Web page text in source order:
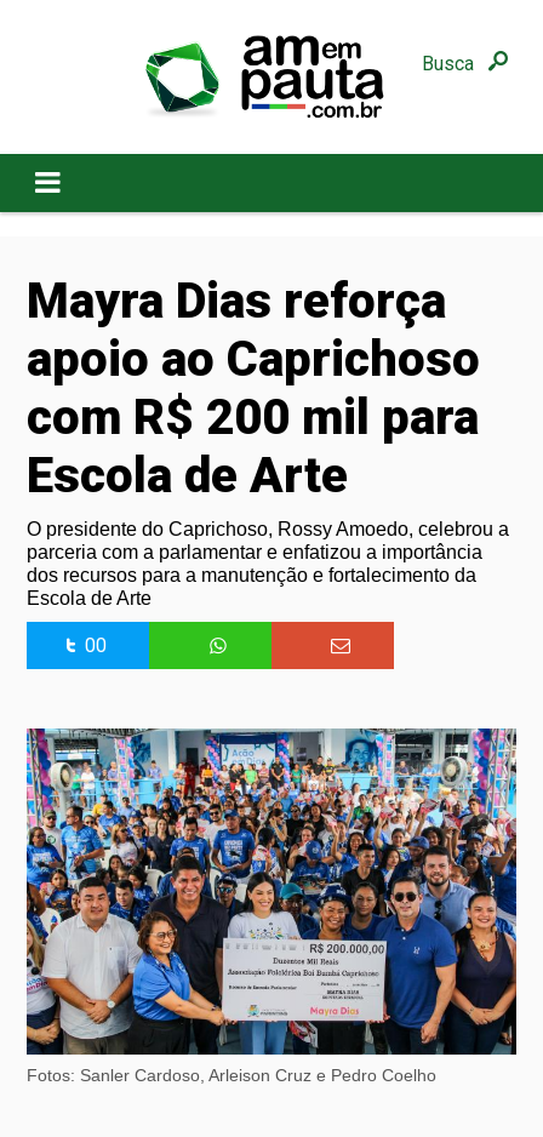
Busca
Mayra Dias reforça
apoio ao Caprichoso
com R$ 200 mil para
Escola de Arte
O presidente do Caprichoso, Rossy Amoedo, celebrou a
parceria com a parlamentar e enfatizou a importância
dos recursos para a manutenção e fortalecimento da
Escola de Arte
00
Fotos: Sanler Cardoso, Arleison Cruz e Pedro Coelho